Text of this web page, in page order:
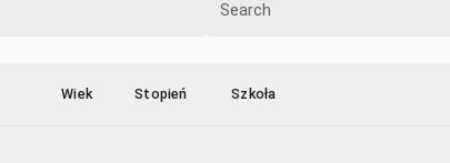
Search
Wiek Stopień Szkoła